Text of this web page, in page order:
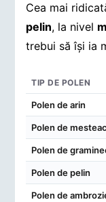
Cea mai
pelin, la nivel
trebui să își ia
Concentrații de
TIP DE POLEN
Polen de arin
Polen de
Polen de
Polen de pelin
Polen de